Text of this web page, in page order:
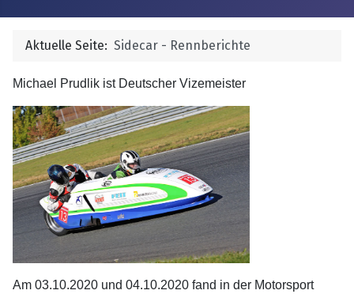
Aktuelle Seite: Sidecar - Rennberichte
Michael Prudlik ist Deutscher Vizemeister
Am 03.10.2020 und 04.10.2020 fand in der Motorsport